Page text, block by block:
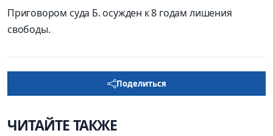
Приговором суда Б. осужден к 8 годам лишения
свободы.
Поделиться
ЧИТАЙТЕ ТАКЖЕ